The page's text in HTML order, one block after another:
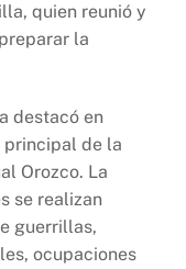
quien reunió y
la
destacó en
de la
Orozco. La
se realizan
guerrillas,
ocupaciones